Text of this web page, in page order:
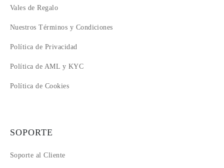
Vales de Regalo
Nuestros Términos y Condiciones
Política de Privacidad
Política de AML y KYC
Política de Cookies
SOPORTE
Soporte al Cliente